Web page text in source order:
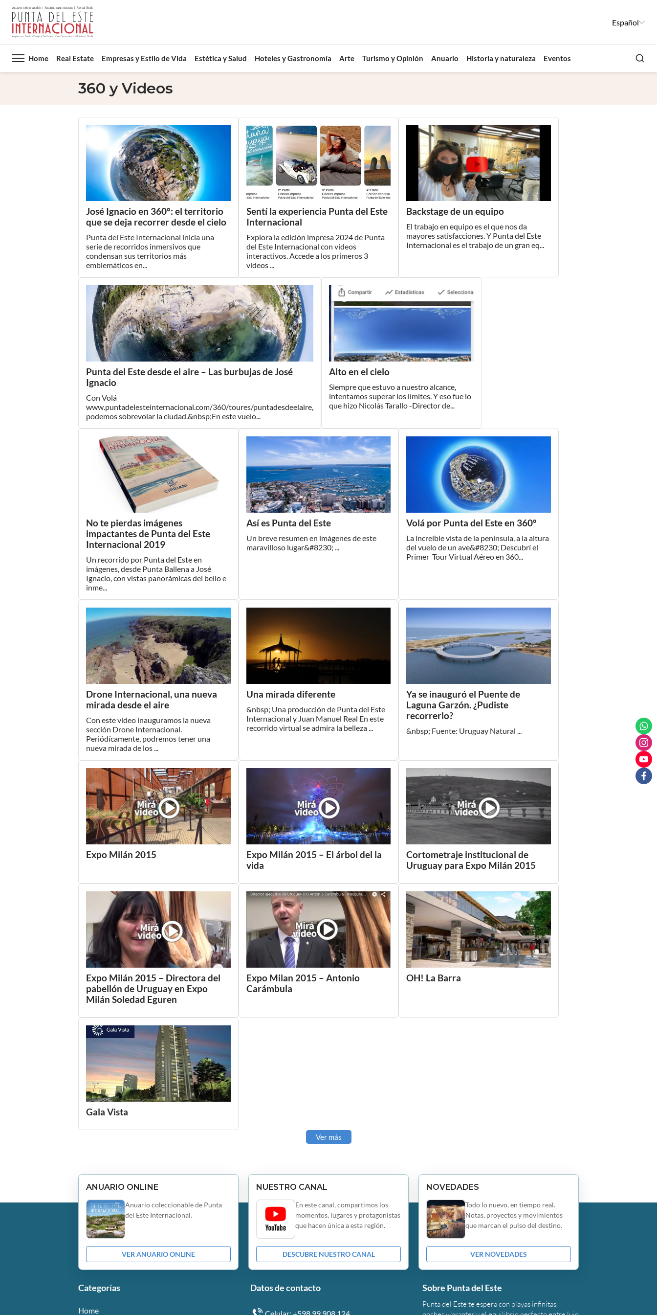
Español
Home Real Estate Empresas y Estilo de Vida Estética y Salud Hoteles y Gastronomía Arte Turismo y Opinión Anuario Historia y naturaleza Eventos Buscar
360 y Videos
José Ignacio en 360°: el territorio
que se deja recorrer desde el cielo
Punta del Este Internacional inicia una
serie de recorridos inmersivos que
condensan sus territorios más
emblemáticos en...
Sentí la experiencia Punta del Este
Internacional
Explora la edición impresa 2024 de Punta
del Este Internacional con videos
interactivos. Accede a los primeros 3
videos ...
Backstage de un equipo
El trabajo en equipo es el que nos da
mayores satisfacciones. Y Punta del Este
Internacional es el trabajo de un gran eq...
Punta del Este desde el aire – Las burbujas de José
Ignacio
Con Volá
www.puntadelesteinternacional.com/360/toures/puntadesdeelaire,
podemos sobrevolar la ciudad.&nbsp;En este vuelo...
Alto en el cielo
Siempre que estuvo a nuestro alcance,
intentamos superar los límites. Y eso fue lo
que hizo Nicolás Tarallo -Director de...
No te pierdas imágenes
impactantes de Punta del Este
Internacional 2019
Un recorrido por Punta del Este en
imágenes, desde Punta Ballena a José
Ignacio, con vistas panorámicas del bello e
inme...
Así es Punta del Este
Un breve resumen en imágenes de este
maravilloso lugar&#8230; ...
Volá por Punta del Este en 360º
La increíble vista de la peninsula, a la altura
del vuelo de un ave&#8230; Descubrí el
Primer Tour Virtual Aéreo en 360...
Drone Internacional, una nueva
mirada desde el aire
Con este video inauguramos la nueva
sección Drone Internacional.
Periódícamente, podremos tener una
nueva mirada de los ...
Una mirada diferente
&nbsp; Una producción de Punta del Este
Internacional y Juan Manuel Real En este
recorrido virtual se admira la belleza ...
Ya se inauguró el Puente de
Laguna Garzón. ¿Pudiste
recorrerlo?
&nbsp; Fuente: Uruguay Natural ...
Expo Milán 2015
Expo Milán 2015 – El árbol del la
vida
Cortometraje institucional de
Uruguay para Expo Milán 2015
Expo Milán 2015 – Directora del
pabellón de Uruguay en Expo
Milán Soledad Eguren
Expo Milan 2015 – Antonio
Carámbula
OH! La Barra
Gala Vista
Ver más
ANUARIO ONLINE
Anuario coleccionable de Punta
del Este Internacional.
VER ANUARIO ONLINE
NUESTRO CANAL
En este canal, compartimos los
momentos, lugares y protagonistas
que hacen única a esta región.
DESCUBRE NUESTRO CANAL
NOVEDADES
Todo lo nuevo, en tiempo real.
Notas, proyectos y movimientos
que marcan el pulso del destino.
VER NOVEDADES
Categorías
Home
Datos de contacto
Celular: +598 99 908 124
Sobre Punta del Este
Punta del Este te espera con playas infinitas,